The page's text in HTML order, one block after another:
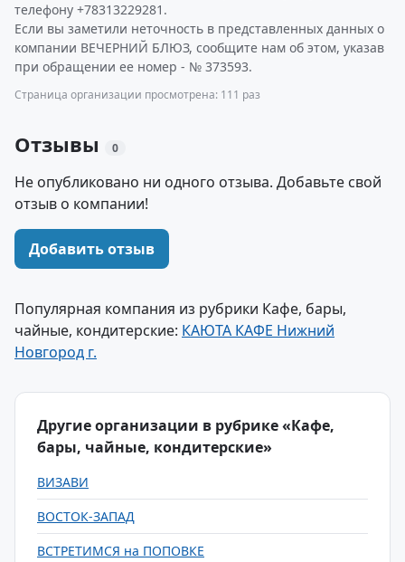
телефону +78313229281.
Если вы заметили неточность в представленных данных о
компании ВЕЧЕРНИЙ БЛЮЗ, сообщите нам об этом, указав
при обращении ее номер - № 373593.
Страница организации просмотрена: 111 раз
Отзывы 0
Не опубликовано ни одного отзыва. Добавьте свой
отзыв о компании!
Добавить отзыв
Популярная компания из рубрики Кафе, бары,
чайные, кондитерские: КАЮТА КАФЕ Нижний
Новгород г.
Другие организации в рубрике «Кафе,
бары, чайные, кондитерские»
ВИЗАВИ
ВОСТОК-ЗАПАД
ВСТРЕТИМСЯ на ПОПОВКЕ